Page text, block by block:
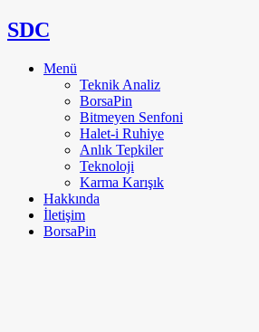
SDC
Menü
Teknik Analiz
BorsaPin
Bitmeyen Senfoni
Halet-i Ruhiye
Anlık Tepkiler
Teknoloji
Karma Karışık
Hakkında
İletişim
BorsaPin